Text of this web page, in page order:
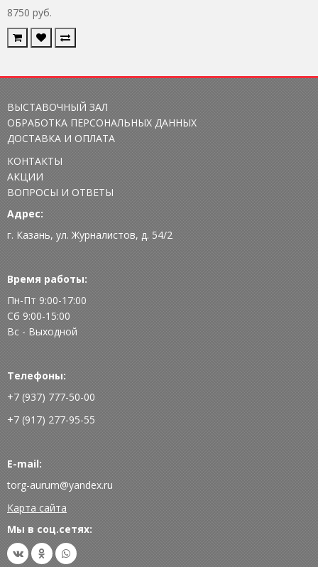
8750 руб.
ВЫСТАВОЧНЫЙ ЗАЛ
ОБРАБОТКА ПЕРСОНАЛЬНЫХ ДАННЫХ
ДОСТАВКА И ОПЛАТА
КОНТАКТЫ
АКЦИИ
ВОПРОСЫ И ОТВЕТЫ
Адрес:
г. Казань, ул. Журналистов, д. 54/2
Время работы:
Пн-Пт 9:00-17:00
Сб 9:00-15:00
Вс - Выходной
Телефоны:
+7 (937) 777-50-00
+7 (917) 277-95-55
E-mail:
torg-aurum@yandex.ru
Карта сайта
Мы в соц.сетях: